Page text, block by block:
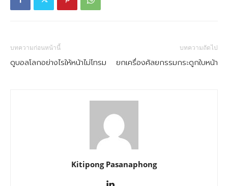
บทความก่อนหน้านี้
ดูบอลโลกอย่างไรให้หน้าไม่โทรม
บทความถัดไป
ยกเครื่องศัลยกรรมกระดูกใบหน้า
Kitipong Pasanaphong